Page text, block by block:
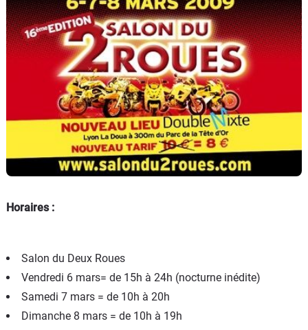
Horaires :
Salon du Deux Roues
Vendredi 6 mars= de 15h à 24h (nocturne inédite)
Samedi 7 mars = de 10h à 20h
Dimanche 8 mars = de 10h à 19h